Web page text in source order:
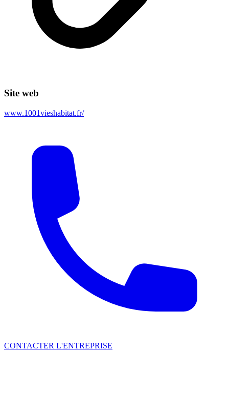
Site web
www.1001vieshabitat.fr/
CONTACTER L'ENTREPRISE